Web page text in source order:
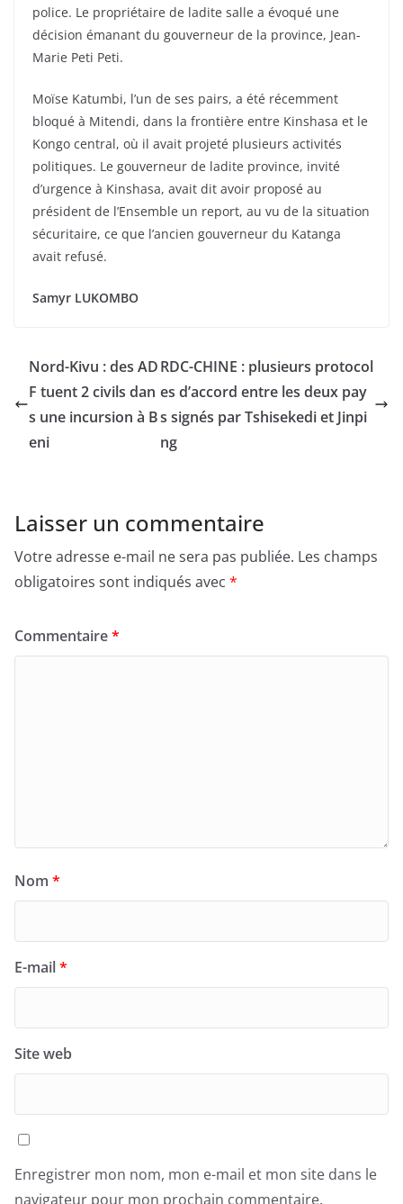
police. Le propriétaire de ladite salle a évoqué une
décision émanant du gouverneur de la province, Jean-
Marie Peti Peti.
Moïse Katumbi, l’un de ses pairs, a été récemment
bloqué à Mitendi, dans la frontière entre Kinshasa et le
Kongo central, où il avait projeté plusieurs activités
politiques. Le gouverneur de ladite province, invité
d’urgence à Kinshasa, avait dit avoir proposé au
président de l’Ensemble un report, au vu de la situation
sécuritaire, ce que l’ancien gouverneur du Katanga
avait refusé.
Samyr LUKOMBO
Nord-Kivu : des AD
F tuent 2 civils dan
s une incursion à B
eni
RDC-CHINE : plusieurs protocol
es d’accord entre les deux pay
s signés par Tshisekedi et Jinpi
ng
Laisser un commentaire
Votre adresse e-mail ne sera pas publiée. Les champs
obligatoires sont indiqués avec *
Commentaire*
Nom *
E-mail*
Site web
Enregistrer mon nom, mon e-mail et mon site dans le
navigateur pour mon prochain commentaire.